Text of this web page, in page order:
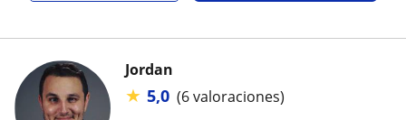
Jordan
★ 5,0 (6 valoraciones)